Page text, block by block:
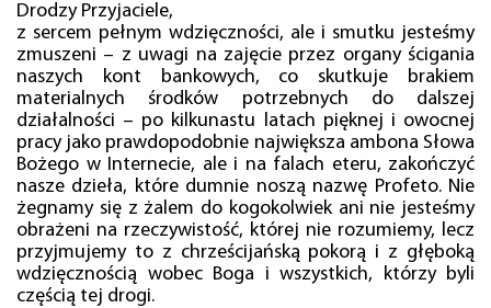
Drodzy Przyjaciele,
z sercem pełnym wdzięczności, ale i smutku jesteśmy
zmuszeni – z uwagi na zajęcie przez organy ścigania
naszych kont bankowych, co skutkuje brakiem
materialnych środków potrzebnych do dalszej
działalności – po kilkunastu latach pięknej i owocnej
pracy jako prawdopodobnie największa ambona Słowa
Bożego w Internecie, ale i na falach eteru, zakończyć
nasze dzieła, które dumnie noszą nazwę Profeto. Nie
żegnamy się z żalem do kogokolwiek ani nie jesteśmy
obrażeni na rzeczywistość, której nie rozumiemy, lecz
przyjmujemy to z chrześcijańską pokorą i z głęboką
wdzięcznością wobec Boga i wszystkich, którzy byli
częścią tej drogi.